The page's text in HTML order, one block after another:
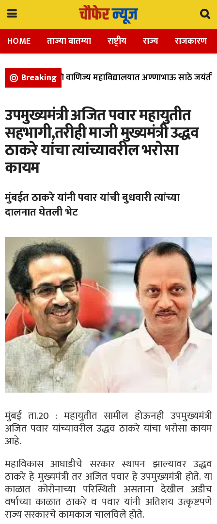
HOME ताज्या बातम्या राष्ट्रीय राज्य राजकारण
Breaking
विज्ञान, आणि वाणिज्य महाविद्यालयात अण्णाभाऊ साठे जयंती
उपमुख्यमंत्री अजित पवार महायुतीत
सहभागी,तरीही माजी मुख्यमंत्री उद्धव
ठाकरे यांचा त्यांच्यावरील भरोसा
कायम
मुंबईत ठाकरे यांनी पवार यांची बुधवारी त्यांच्या
दालनात घेतली भेट
मुंबई ता.20 : महायुतीत सामील होऊनही उपमुख्यमंत्री
अजित पवार यांच्यावरील उद्धव ठाकरे यांचा भरोसा कायम
आहे.
महाविकास आघाडीचे सरकार स्थापन झाल्यावर उद्धव
ठाकरे हे मुख्यमंत्री तर अजित पवार हे उपमुख्यमंत्री होते. या
काळात कोरोनाच्या परिस्थिती असताना देखील अडीच
वर्षाच्या काळात ठाकरे व पवार यांनी अतिशय उत्कृष्टपणे
राज्य सरकारचे कामकाज चालविले होते.